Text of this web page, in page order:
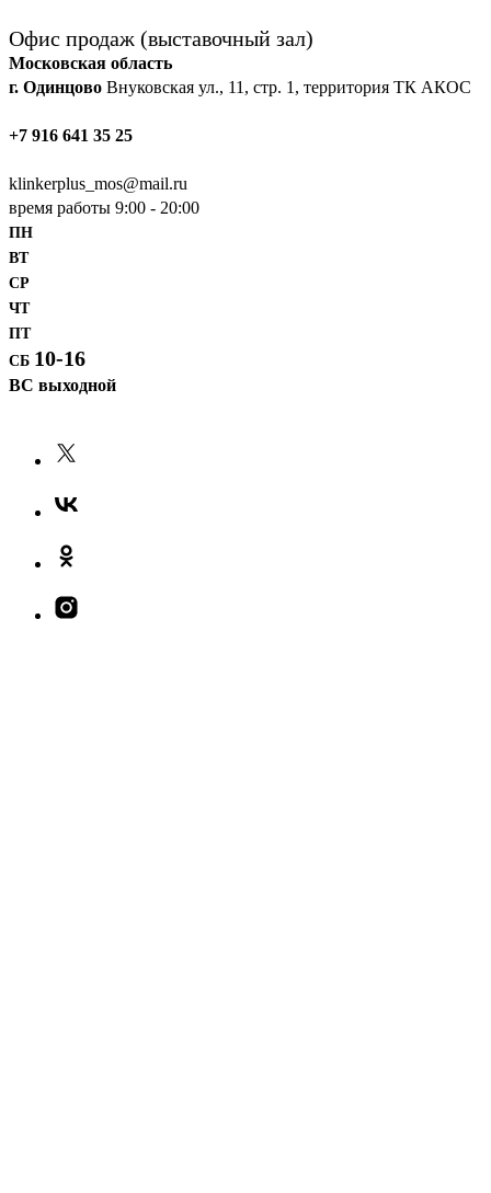
Офис продаж (выставочный зал)
Московская область
г. Одинцово Внуковская ул., 11, стр. 1, территория ТК АКОС
‎+7 916 641 35 25
klinkerplus_mos@mail.ru
время работы 9:00 - 20:00
ПН
ВТ
СР
ЧТ
ПТ
СБ 10-16
ВС выходной